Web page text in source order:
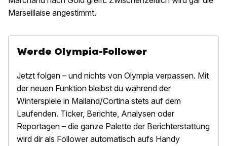
Marseillaise angestimmt.
Werde Olympia-Follower
Jetzt folgen – und nichts von Olympia verpassen. Mit
der neuen Funktion bleibst du während der
Winterspiele in Mailand/Cortina stets auf dem
Laufenden. Ticker, Berichte, Analysen oder
Reportagen – die ganze Palette der Berichterstattung
wird dir als Follower automatisch aufs Handy